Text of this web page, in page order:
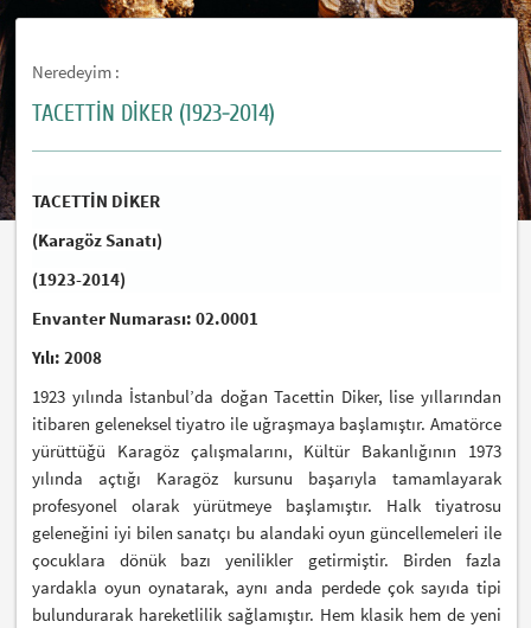
Neredeyim :
TACETTİN DİKER ​(1923-2014)
TACETTİN DİKER
(Karagöz Sanatı)
(1923-2014)
Envanter Numarası: 02.0001
Yılı:2008
1923 yılında İstanbul’da doğan Tacettin Diker, lise yıllarından
itibaren geleneksel tiyatro ile uğraşmaya başlamıştır. Amatörce
yürüttüğü Karagöz çalışmalarını, Kültür Bakanlığının 1973
yılında açtığı Karagöz kursunu başarıyla tamamlayarak
profesyonel olarak yürütmeye başlamıştır. Halk tiyatrosu
geleneğini iyi bilen sanatçı bu alandaki oyun güncellemeleri ile
çocuklara dönük bazı yenilikler getirmiştir. Birden fazla
yardakla oyun oynatarak, aynı anda perdede çok sayıda tipi
bulundurarak hareketlilik sağlamıştır. Hem klasik hem de yeni